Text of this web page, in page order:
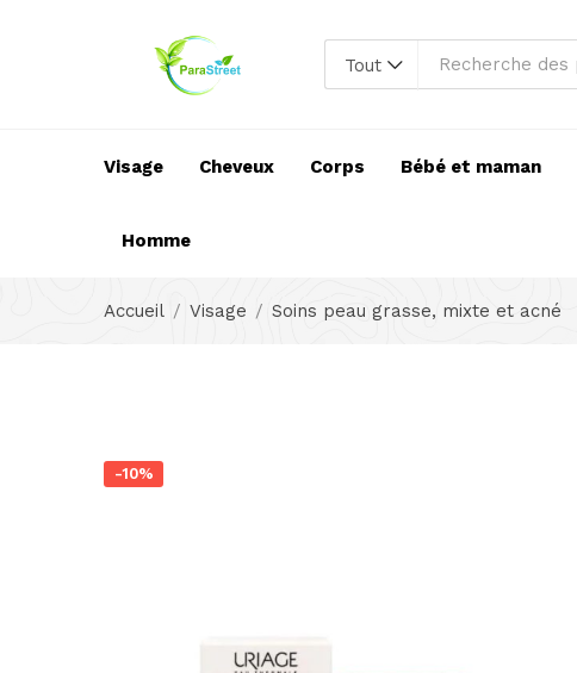
Tout
Visage Cheveux Corps Bébé et maman
Homme
Accueil Visage Soins peau grasse, mixte et acné
-10%